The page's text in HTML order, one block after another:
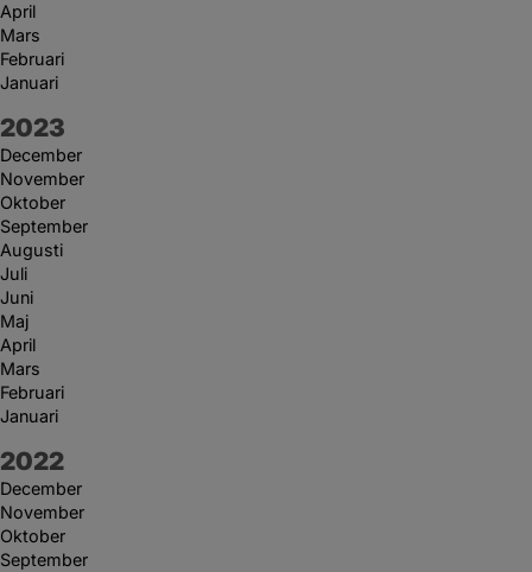
April
Mars
Februari
Januari
År:
2023
December
November
Oktober
September
Augusti
Juli
Juni
Maj
April
Mars
Februari
Januari
År:
2022
December
November
Oktober
September